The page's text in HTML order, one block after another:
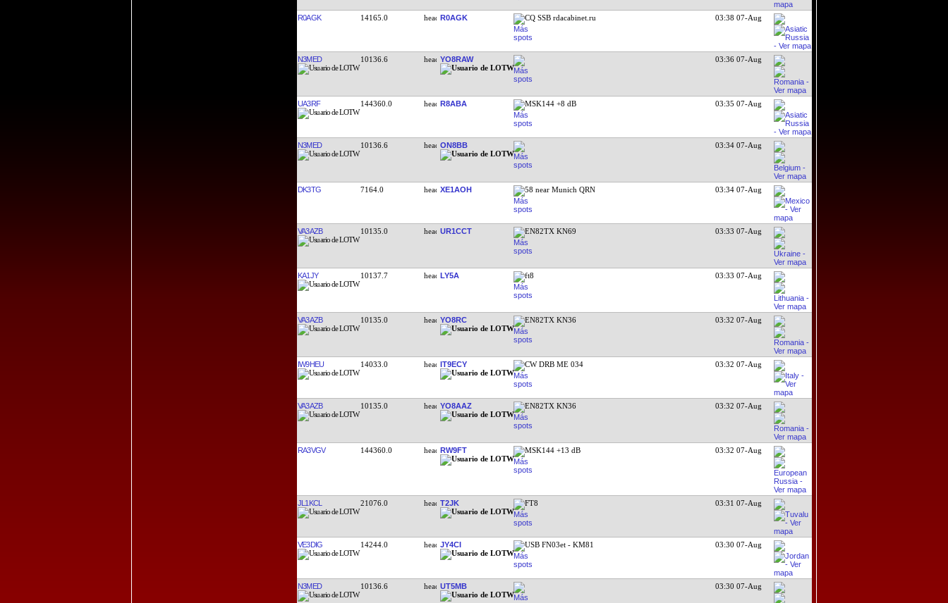
R0AGK 14165.0 R0AGK CQ SSB rdacabinet.ru 03:38 07-Aug
N3MED 10136.6 YO8RAW 03:36 07-Aug
UA3RF 144360.0 R8ABA MSK144 +8 dB 03:35 07-Aug
N3MED 10136.6 ON8BB 03:34 07-Aug
DK3TG 7164.0 XE1AOH 58 near Munich QRN 03:34 07-Aug
VA3AZB 10135.0 UR1CCT EN82TX KN69 03:33 07-Aug
KA1JY 10137.7 LY5A ft8 03:33 07-Aug
VA3AZB 10135.0 YO8RC EN82TX KN36 03:32 07-Aug
IW9HEU 14033.0 IT9ECY CW DRB ME 034 03:32 07-Aug
VA3AZB 10135.0 YO8AAZ EN82TX KN36 03:32 07-Aug
RA3VGV 144360.0 RW9FT MSK144 +13 dB 03:32 07-Aug
JL1KCL 21076.0 T2JK FT8 03:31 07-Aug
VE3DIG 14244.0 JY4CI USB FN03et - KM81 03:30 07-Aug
N3MED 10136.6 UT5MB 03:30 07-Aug